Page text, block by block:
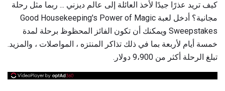
كيف تريد عذرًا جيدًا لأخذ العائلة إلى عالم ديزني ... ربما مثل رحلة
مجانية؟ أدخل لعبة Good Housekeeping's Power of Magic
Sweepstakes ويمكنك أن تكون الفائز المحظوظ برحلة لمدة
خمسة أيام لأربعة بما في ذلك تذاكر المنتزه ، المواصلات ، والمزيد.
تبلغ الرحلة أكثر من 9،900 دولار.